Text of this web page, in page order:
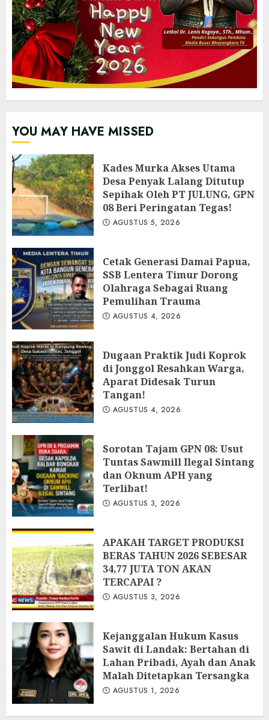
YOU MAY HAVE MISSED
Kades Murka Akses Utama
Desa Penyak Lalang Ditutup
Sepihak Oleh PT JULUNG, GPN
08 Beri Peringatan Tegas!
AGUSTUS 5, 2026
Cetak Generasi Damai Papua,
SSB Lentera Timur Dorong
Olahraga Sebagai Ruang
Pemulihan Trauma
AGUSTUS 4, 2026
Dugaan Praktik Judi Koprok
di Jonggol Resahkan Warga,
Aparat Didesak Turun
Tangan!
AGUSTUS 4, 2026
‎Sorotan Tajam GPN 08: Usut
Tuntas Sawmill Ilegal Sintang
dan Oknum APH yang
Terlibat!
AGUSTUS 3, 2026
APAKAH TARGET PRODUKSI
BERAS TAHUN 2026 SEBESAR
34,77 JUTA TON AKAN
TERCAPAI ?
AGUSTUS 3, 2026
Kejanggalan Hukum Kasus
Sawit di Landak: Bertahan di
Lahan Pribadi, Ayah dan Anak
Malah Ditetapkan Tersangka
AGUSTUS 1, 2026